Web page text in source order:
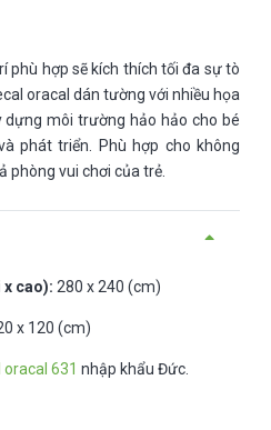
phù hợp sẽ kích thích tối đa sự tò
oracal dán tường với nhiều họa
dựng môi trường hảo hảo cho bé
phát triển. Phù hợp cho không
phòng vui chơi của trẻ.
x cao): 280 x 240 (cm)
x 120 (cm)
oracal 631 nhập khẩu Đức.